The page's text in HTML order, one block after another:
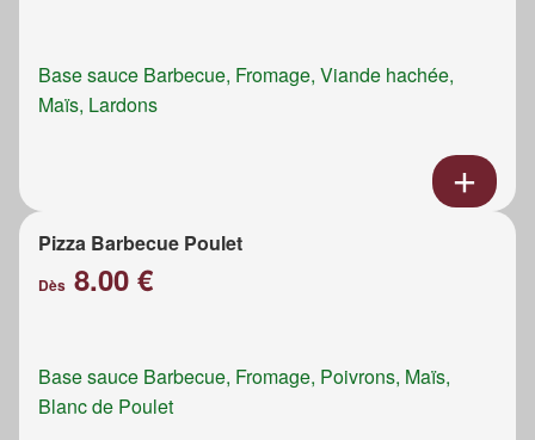
Base sauce Barbecue, Fromage, Viande hachée,
Maïs, Lardons
Pizza Barbecue Poulet
Dès 8.00 €
Base sauce Barbecue, Fromage, Poivrons, Maïs,
Blanc de Poulet